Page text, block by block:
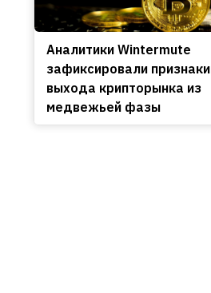
Аналитики Wintermute
зафиксировали признаки
выхода крипторынка из
медвежьей фазы